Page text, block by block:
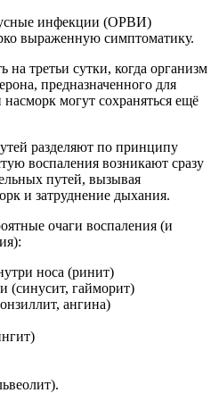
инфекции (ОРВИ)
выраженную симптоматику.
третьи сутки, когда организм
предназначенного для
могут сохраняться ещё
разделяют по принципу
воспаления возникают сразу
путей, вызывая
и затруднение дыхания.
очаги воспаления (и
носа (ринит)
(синусит, гайморит)
ангина)